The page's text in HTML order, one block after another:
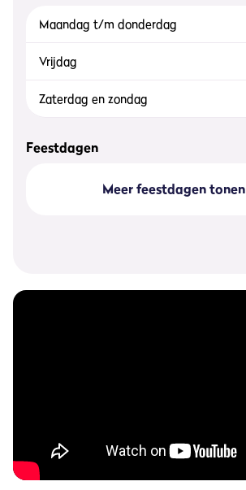
Maandag t/m donderdag
Vrijdag
Zaterdag en zondag
Feestdagen
Meer feestdagen tonen